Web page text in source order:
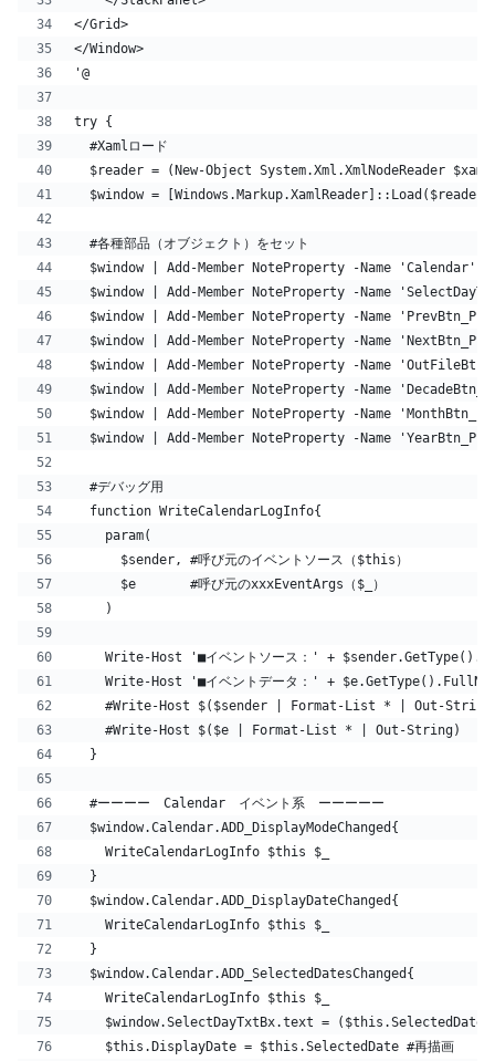
</Grid>
</Window>
'@
try {
  #Xamlロード
$reader = (New-Object System.Xml.XmlNodeReader
  $window = [Windows.Markup.XamlReader]::Load($reader)
  #各種部品（オブジェクト）をセット
$window | Add-Member NoteProperty -Name 'Calendar'
$window | Add-Member NoteProperty -Name
$window | Add-Member NoteProperty -Name
$window | Add-Member NoteProperty -Name
$window | Add-Member NoteProperty -Name
$window | Add-Member NoteProperty -Name
$window | Add-Member NoteProperty -Name
$window | Add-Member NoteProperty -Name
  #デバッグ用
  function WriteCalendarLogInfo{
    param(
      $sender, #呼び元のイベントソース（$this）
      $e       #呼び元のxxxEventArgs（$_）
    )
Write-Host '■イベントソース：' +
Write-Host '■イベントデータ：' +
#Write-Host $($sender | Format-List * | Out-String)
#Write-Host $($e | Format-List * | Out-String)
  }
  #ーーーー　Calendar　イベント系　ーーーーー
  $window.Calendar.ADD_DisplayModeChanged{
    WriteCalendarLogInfo $this $_
  }
  $window.Calendar.ADD_DisplayDateChanged{
    WriteCalendarLogInfo $this $_
  }
  $window.Calendar.ADD_SelectedDatesChanged{
    WriteCalendarLogInfo $this $_
$window.SelectDayTxtBx.text =
    $this.DisplayDate = $this.SelectedDate #再描画